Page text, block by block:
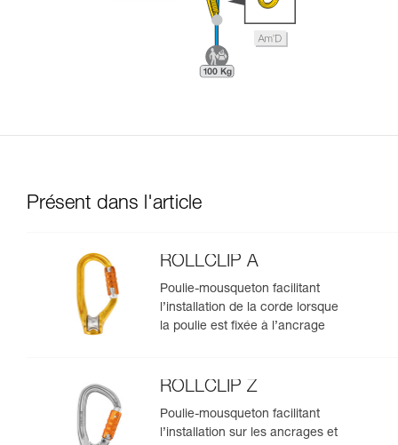
Présent dans l'article
ROLLCLIP A
Poulie-mousqueton facilitant
l’installation de la corde lorsque
la poulie est fixée à l’ancrage
ROLLCLIP Z
Poulie-mousqueton facilitant
l’installation sur les ancrages et